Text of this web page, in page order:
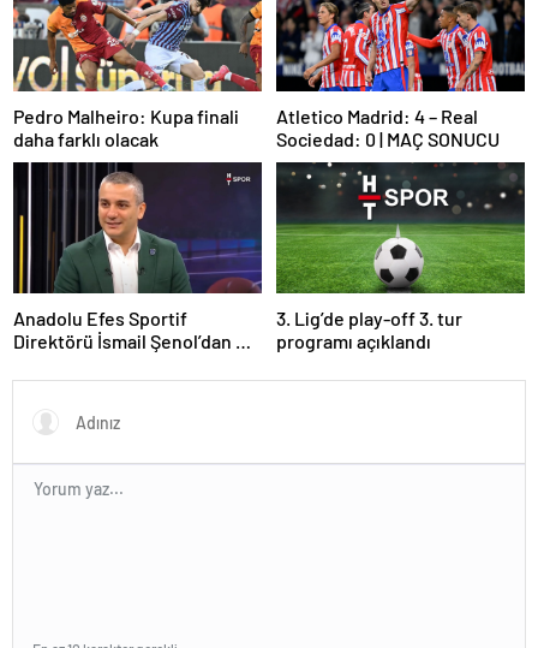
Pedro Malheiro: Kupa finali
daha farklı olacak
Atletico Madrid: 4 – Real
Sociedad: 0 | MAÇ SONUCU
Anadolu Efes Sportif
Direktörü İsmail Şenol’dan HT
Four’un hayalini kuruyorduk!
3. Lig’de play-off 3. tur
programı açıklandı